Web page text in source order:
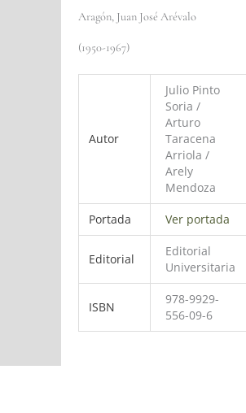
Aragón, Juan José Arévalo
(1950-1967)
Autor
Julio Pinto
Soria /
Arturo
Taracena
Arriola /
Arely
Mendoza
Portada Ver portada
Editorial
Editorial
Universitaria
ISBN
978-9929-
556-09-6